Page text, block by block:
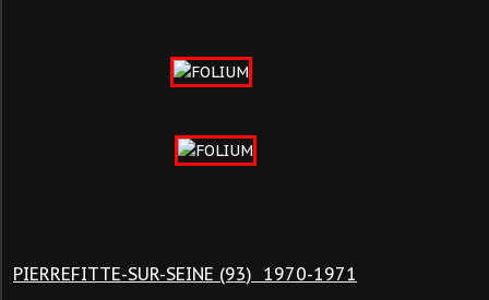
PIERREFITTE-SUR-SEINE (93) 1970-1971